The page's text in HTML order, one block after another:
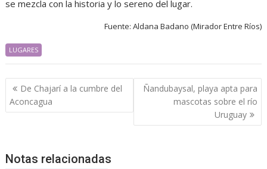
se mezcla con la historia y lo sereno del lugar.
Fuente: Aldana Badano (Mirador Entre Ríos)
LUGARES
Navegación
de
entradas
De Chajarí a la cumbre del
Aconcagua
Ñandubaysal, playa apta para
mascotas sobre el río
Uruguay
Notas relacionadas